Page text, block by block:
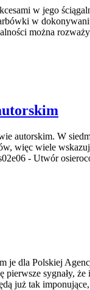
w jego
w
można
W
wiele
- Utwór
je dla Polskiej
sygnały,
już tak